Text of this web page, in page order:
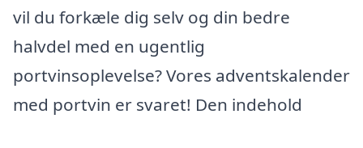
vil du forkæle dig selv og din bedre
halvdel med en ugentlig
portvinsoplevelse? Vores adventskalender
med portvin er svaret! Den indehold